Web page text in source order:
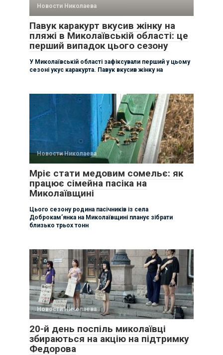
Новости Николаева
Павук каракурт вкусив жінку на
пляжі в Миколаївській області: це
перший випадок цього сезону
У Миколаївській області зафіксували перший у цьому
сезоні укус каракурта. Павук вкусив жінку на
Новости Николаева
Мріє стати медовим сомельє: як
працює сімейна пасіка на
Миколаївщині
Цього сезону родина пасічників із села
Доброкам’янка на Миколаївщині планує зібрати
близько трьох тонн
Новости Николаева
20-й день поспіль миколаївці
збираються на акцію на підтримку
Федорова